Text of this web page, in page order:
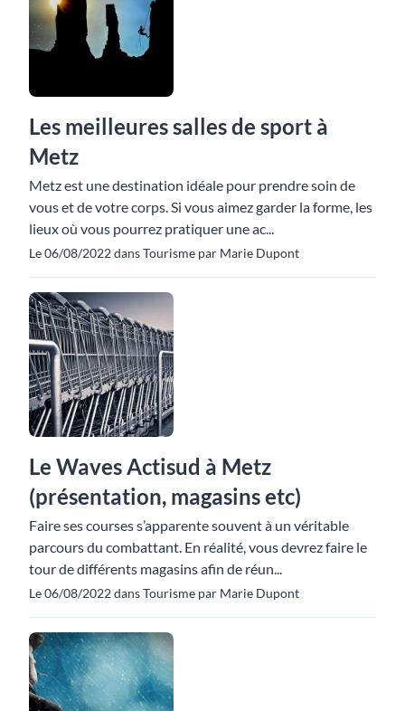
Les meilleures salles de sport à
Metz
Metz est une destination idéale pour prendre soin de
vous et de votre corps. Si vous aimez garder la forme, les
lieux où vous pourrez pratiquer une ac...
Le 06/08/2022 dans Tourisme par Marie Dupont
Le Waves Actisud à Metz
(présentation, magasins etc)
Faire ses courses s’apparente souvent à un véritable
parcours du combattant. En réalité, vous devrez faire le
tour de différents magasins afin de réun...
Le 06/08/2022 dans Tourisme par Marie Dupont